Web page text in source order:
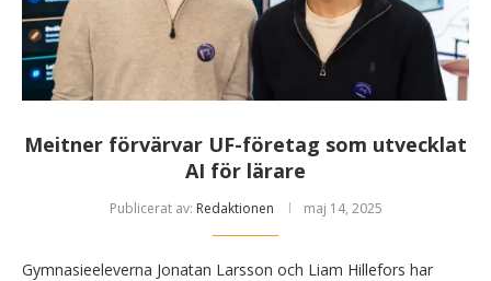
Meitner förvärvar UF-företag som utvecklat
AI för lärare
Publicerat av: Redaktionen maj 14, 2025
Gymnasieeleverna Jonatan Larsson och Liam Hillefors har